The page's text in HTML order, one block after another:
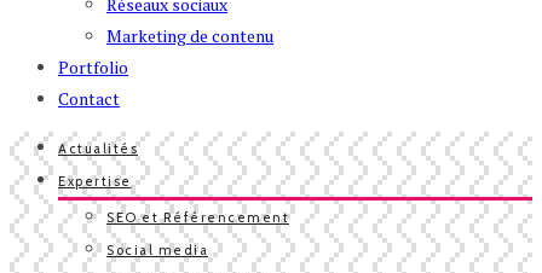
Marketing de contenu
Portfolio
Contact
Actualités
Expertise
SEO et Référencement
Social media